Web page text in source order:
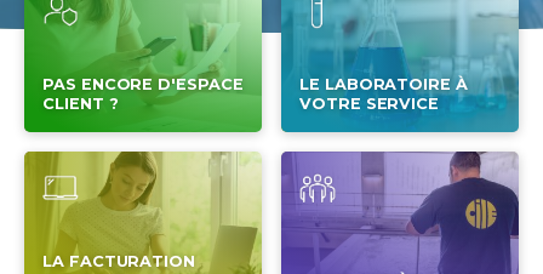
PAS ENCORE D'ESPACE
CLIENT ?
LE LABORATOIRE À
VOTRE SERVICE
LA FACTURATION